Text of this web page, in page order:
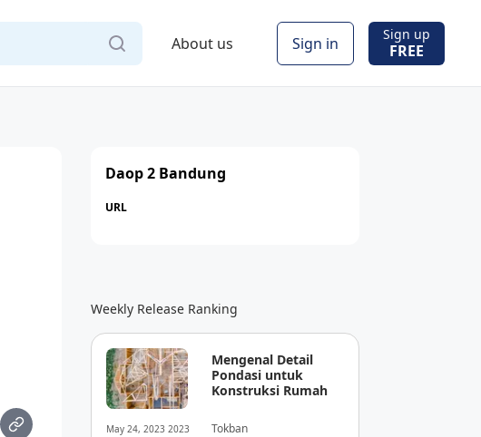
About us Sign in Sign up
FREE
Daop 2 Bandung
URL
Weekly Release Ranking
May 24, 2023 2023
Mengenal Detail
Pondasi untuk
Konstruksi Rumah
Tokban